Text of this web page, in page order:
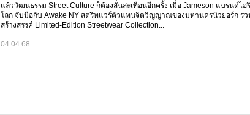
แล้ววัฒนธรรม Street Culture ก็ต้องสั่นสะเทือนอีกครั้ง เมื่อ Jameson แบรนด์ไอ
โลก จับมือกับ Awake NY สตรีทแวร์ตัวแทนจิตวิญญาณของมหานครนิวยอร์ก ร่
สร้างสรรค์ Limited-Edition Streetwear Collection...
04.04.68